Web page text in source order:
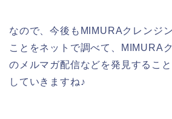
なので、今後もMIMURAクレンジ
ことをネットで調べて、MIMURA
のメルマガ配信などを発見するこ
していきますね♪